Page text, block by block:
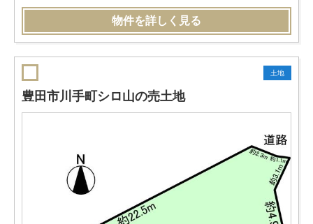
物件を詳しく見る
土地
豊田市川手町シロ山の売土地